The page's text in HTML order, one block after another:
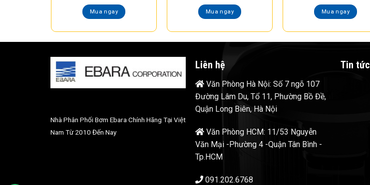
Mua ngay Mua ngay Mua ngay
Nhà Phân Phối Bơm Ebara Chính Hãng Tại Việt
Nam Từ 2010 Đến Nay
Liên hệ
Văn Phòng Hà Nội: Số 7 ngõ 107
Đường Lâm Du, Tổ 11, Phường Bồ Đề,
Quận Long Biên, Hà Nội
Văn Phòng HCM: 11/53 Nguyễn
Văn Mại -Phường 4 -Quận Tân Bình -
Tp.HCM
091.202.6768
Tin tức